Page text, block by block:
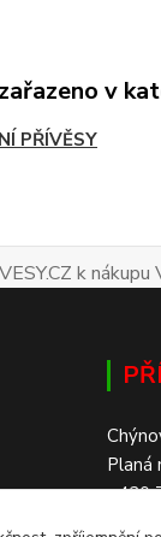
v
PŘÍVĚSY
k
Planá
+420